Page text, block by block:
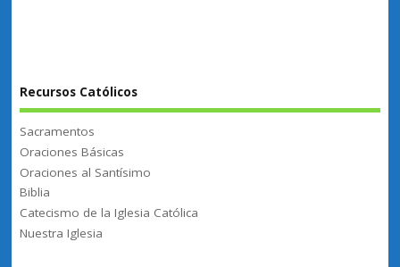
Recursos Católicos
Sacramentos
Oraciones Básicas
Oraciones al Santísimo
Biblia
Catecismo de la Iglesia Católica
Nuestra Iglesia